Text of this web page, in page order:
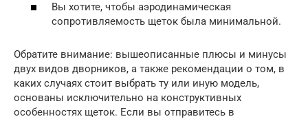
Вы хотите, чтобы аэродинамическая
сопротивляемость щеток была минимальной.
Обратите внимание: вышеописанные плюсы и минусы
двух видов дворников, а также рекомендации о том, в
каких случаях стоит выбрать ту или иную модель,
основаны исключительно на конструктивных
особенностях щеток. Если вы отправитесь в